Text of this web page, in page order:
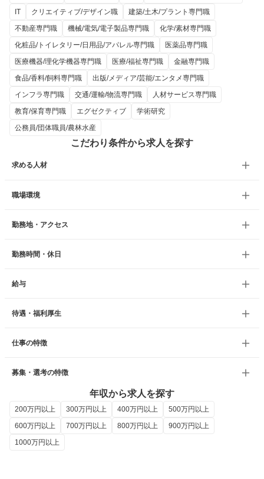
IT
クリエイティブ/デザイン職
建築/土木/プラント専門職
不動産専門職
機械/電気/電子製品専門職
化学/素材専門職
化粧品/トイレタリー/日用品/アパレル専門職
医薬品専門職
医療機器/理化学機器専門職
医療/福祉専門職
金融専門職
食品/香料/飼料専門職
出版/メディア/芸能/エンタメ専門職
インフラ専門職
交通/運輸/物流専門職
人材サービス専門職
教育/保育専門職
エグゼクティブ
学術研究
公務員/団体職員/農林水産
こだわり条件から求人を探す
求める人材
職場環境
勤務地・アクセス
勤務時間・休日
給与
待遇・福利厚生
仕事の特徴
募集・選考の特徴
年収から求人を探す
200万円以上 300万円以上 400万円以上
500万円以上
600万円以上
700万円以上 800万円以上
900万円以上
1000万円以上